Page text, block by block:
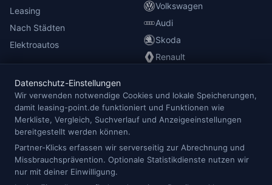
Leasing
Nach Städten
Elektroautos
Volkswagen
Audi
Skoda
Renault
INFORMATIONEN
Anbieterübersicht
Blog
Redaktion
Impressum
Datenschutz
Datenschutz-Einstellungen
Wir verwenden notwendige Cookies und lokale Speicherungen,
damit leasing-point.de funktioniert und Funktionen wie
Merkliste, Vergleich, Suchverlauf und Anzeigeeinstellungen
bereitgestellt werden können.
Partner-Klicks erfassen wir serverseitig zur Abrechnung und
Missbrauchsprävention. Optionale Statistikdienste nutzen wir
nur mit deiner Einwilligung.